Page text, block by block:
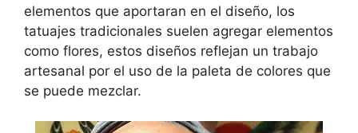
elementos que aportaran en el diseño, los
tatuajes tradicionales suelen agregar elementos
como flores, estos diseños reflejan un trabajo
artesanal por el uso de la paleta de colores que
se puede mezclar.